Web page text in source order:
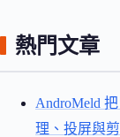
熱門文章
AndroMeld
理、投屏與